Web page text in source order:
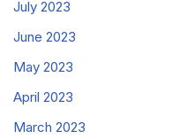
July 2023
June 2023
May 2023
April 2023
March 2023